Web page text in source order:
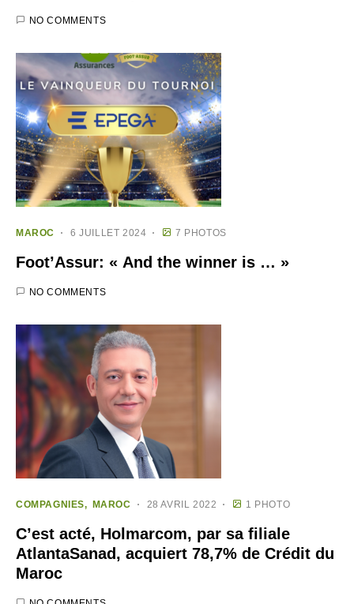
NO COMMENTS
MAROC 6 JUILLET 2024 7 PHOTOS
Foot’Assur: « And the winner is … »
NO COMMENTS
COMPAGNIES MAROC 28 AVRIL 2022 1 PHOTO
C’est acté, Holmarcom, par sa filiale
AtlantaSanad, acquiert 78,7% de Crédit du
Maroc